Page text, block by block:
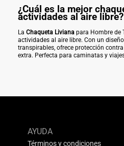
¿Cuál es la mejor
actividades al aire libre?
La Chaqueta Liviana para Hombre de
actividades al aire libre. Con un
transpirables, ofrece protección
extra. Perfecta para caminatas y
AYUDA
Términos y condiciones